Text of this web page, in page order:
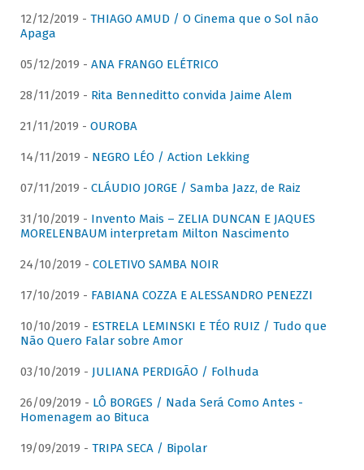
12/12/2019 - THIAGO AMUD / O Cinema que o Sol não
Apaga
05/12/2019 - ANA FRANGO ELÉTRICO
28/11/2019 - Rita Benneditto convida Jaime Alem
21/11/2019 - OUROBA
14/11/2019 - NEGRO LÉO / Action Lekking
07/11/2019 - CLÁUDIO JORGE / Samba Jazz, de Raiz
31/10/2019 - Invento Mais – ZELIA DUNCAN E JAQUES
MORELENBAUM interpretam Milton Nascimento
24/10/2019 - COLETIVO SAMBA NOIR
17/10/2019 - FABIANA COZZA E ALESSANDRO PENEZZI
10/10/2019 - ESTRELA LEMINSKI E TÉO RUIZ / Tudo que
Não Quero Falar sobre Amor
03/10/2019 - JULIANA PERDIGÃO / Folhuda
26/09/2019 - LÔ BORGES / Nada Será Como Antes -
Homenagem ao Bituca
19/09/2019 - TRIPA SECA / Bipolar